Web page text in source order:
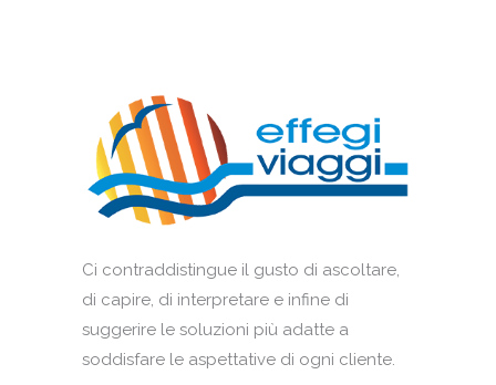
Ci contraddistingue il gusto di ascoltare,
di capire, di interpretare e infine di
suggerire le soluzioni più adatte a
soddisfare le aspettative di ogni cliente.